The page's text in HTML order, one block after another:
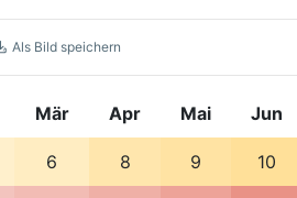
Als Bild speichern
Mär Apr Mai Jun
6 8 9 10